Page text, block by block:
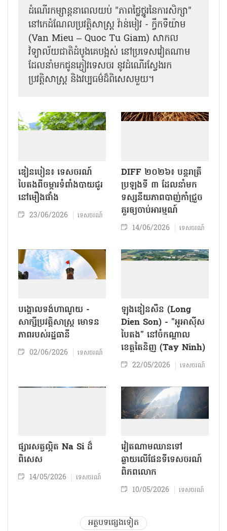
ដំណើរកម្សាន្តនាពេលយប់ "ភាពថ្លៃថ្នូរនៃការសិក្សា"
នៅកេដំណែល​ប្រវត្តិសាស្ត្រ វ៉ាន់មៀវ - ក្វឹក​ទឺយ៉ាម
(Van Mieu – Quoc Tu Giam) សាកល
វិទ្យាល័យជាតិដំបូង​គេ​បង្អស់ នៅប្រទេសវៀតណាម
ដែលនាំមកជូនភ្ញៀវទេសចរ នូវដំណើរស្វែងរក
ប្រវត្តិសាស្ត្រ និងវប្បធម៌ដ៏ពិសេសមួយ។
ឌៀនបៀន៖ ទេសចរណ៍
បៃតងពីចម្ការទំពាំងបាយជូរ
នៅមឿងផាំង
23/06/2026 ទេសចរណ៍
DIFF ២០២៦៖ បន្តរាត្រី
ប្រឡងទី ៣ ដែលនាំមក
ទស្សនីយភាពបាញ់កាំជ្រួច
គួរឲ្យចាប់អារម្មណ៍
14/06/2026 ទេសចរណ៍
បង្គោលទង់ហាណូយ -
សាក្សីប្រវត្តិសាស្ត្រ មោទន
ភាពរបស់រដ្ឋធានី
02/06/2026 ទេសចរណ៍
ឡុងឌៀនសឺន (Long
Dien Son) - "អូអាស៊ីស
បៃតង" នៅចំកណ្ដាល
ខេត្តតៃនិញ (Tay Ninh)
22/05/2026 ទេសចរណ៍
ផ្សារសត្វល្អិត Na Si ដ៏
ពិសេស
14/05/2026 ទេសចរណ៍
វៀតណាមឈានទៅ
ឆ្ងាយលើផែនទីទេសចរណ៍
ពិភពលោក
10/05/2026 ទេសចរណ៍
អត្ថបទផ្សេងទៀត